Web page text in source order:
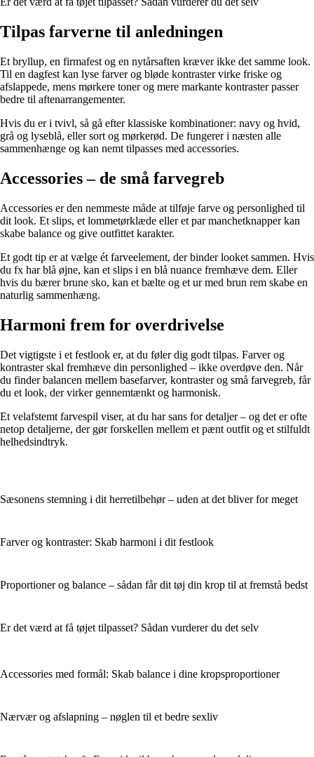
Tilpas farverne til anledningen
Et bryllup, en firmafest og en nytårsaften kræver ikke det samme look.
Til en dagfest kan lyse farver og bløde kontraster virke friske og
afslappede, mens mørkere toner og mere markante kontraster passer
bedre til aftenarrangementer.
Hvis du er i tvivl, så gå efter klassiske kombinationer: navy og hvid,
grå og lyseblå, eller sort og mørkerød. De fungerer i næsten alle
sammenhænge og kan nemt tilpasses med accessories.
Accessories – de små farvegreb
Accessories er den nemmeste måde at tilføje farve og personlighed til
dit look. Et slips, et lommetørklæde eller et par manchetknapper kan
skabe balance og give outfittet karakter.
Et godt tip er at vælge ét farveelement, der binder looket sammen. Hvis
du fx har blå øjne, kan et slips i en blå nuance fremhæve dem. Eller
hvis du bærer brune sko, kan et bælte og et ur med brun rem skabe en
naturlig sammenhæng.
Harmoni frem for overdrivelse
Det vigtigste i et festlook er, at du føler dig godt tilpas. Farver og
kontraster skal fremhæve din personlighed – ikke overdøve den. Når
du finder balancen mellem basefarver, kontraster og små farvegreb, får
du et look, der virker gennemtænkt og harmonisk.
Et velafstemt farvespil viser, at du har sans for detaljer – og det er ofte
netop detaljerne, der gør forskellen mellem et pænt outfit og et stilfuldt
helhedsindtryk.
Sæsonens stemning i dit herretilbehør – uden at det bliver for meget
Farver og kontraster: Skab harmoni i dit festlook
Proportioner og balance – sådan får dit tøj din krop til at fremstå bedst
Er det værd at få tøjet tilpasset? Sådan vurderer du det selv
Accessories med formål: Skab balance i dine kropsproportioner
Nærvær og afslapning – nøglen til et bedre sexliv